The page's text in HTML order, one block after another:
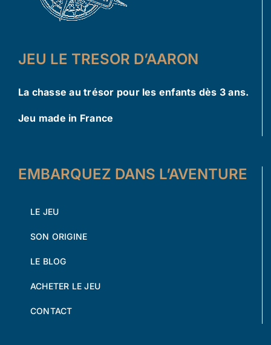
JEU LE TRESOR D’AARON
La chasse au trésor pour les enfants dès 3 ans.
Jeu made in France
EMBARQUEZ DANS L’AVENTURE
LE JEU
SON ORIGINE
LE BLOG
ACHETER LE JEU
CONTACT